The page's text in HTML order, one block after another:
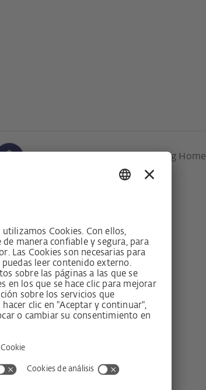
Función Leaving Home y Coming Home
Perfil horario